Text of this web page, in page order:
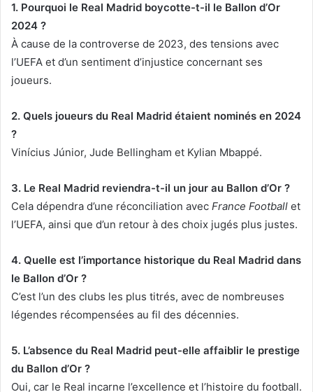
1. Pourquoi le Real Madrid boycotte-t-il le Ballon d’Or
2024 ?
À cause de la controverse de 2023, des tensions avec
l’UEFA et d’un sentiment d’injustice concernant ses
joueurs.
2. Quels joueurs du Real Madrid étaient nominés en 2024
?
Vinícius Júnior, Jude Bellingham et Kylian Mbappé.
3. Le Real Madrid reviendra-t-il un jour au Ballon d’Or ?
Cela dépendra d’une réconciliation avec France Football et
l’UEFA, ainsi que d’un retour à des choix jugés plus justes.
4. Quelle est l’importance historique du Real Madrid dans
le Ballon d’Or ?
C’est l’un des clubs les plus titrés, avec de nombreuses
légendes récompensées au fil des décennies.
5. L’absence du Real Madrid peut-elle affaiblir le prestige
du Ballon d’Or ?
Oui, car le Real incarne l’excellence et l’histoire du football.